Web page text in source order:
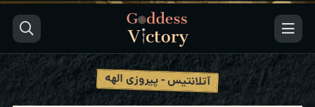
آتلانتیس - پیروزی الهه